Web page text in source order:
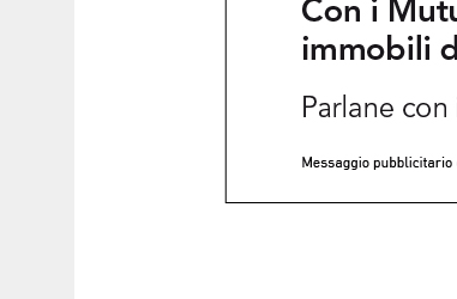
INCENDI, ANCORA FIAMME NEI